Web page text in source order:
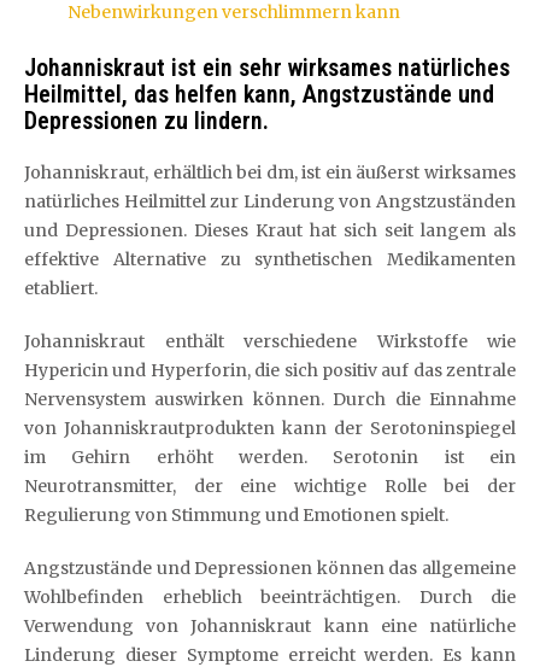
Nebenwirkungen verschlimmern kann
Johanniskraut ist ein sehr wirksames natürliches
Heilmittel, das helfen kann, Angstzustände und
Depressionen zu lindern.
Johanniskraut, erhältlich bei dm, ist ein äußerst wirksames
natürliches Heilmittel zur Linderung von Angstzuständen
und Depressionen. Dieses Kraut hat sich seit langem als
effektive Alternative zu synthetischen Medikamenten
etabliert.
Johanniskraut enthält verschiedene Wirkstoffe wie
Hypericin und Hyperforin, die sich positiv auf das zentrale
Nervensystem auswirken können. Durch die Einnahme
von Johanniskrautprodukten kann der Serotoninspiegel
im Gehirn erhöht werden. Serotonin ist ein
Neurotransmitter, der eine wichtige Rolle bei der
Regulierung von Stimmung und Emotionen spielt.
Angstzustände und Depressionen können das allgemeine
Wohlbefinden erheblich beeinträchtigen. Durch die
Verwendung von Johanniskraut kann eine natürliche
Linderung dieser Symptome erreicht werden. Es kann